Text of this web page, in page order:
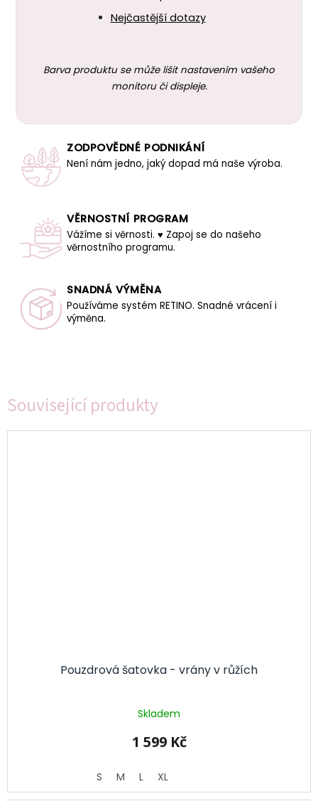
Související produkty
Pouzdrová šatovka - vrány v růžích
Skladem
1 599 Kč
S M L XL
Nejčastější dotazy
Barva produktu se může lišit nastavením vašeho
monitoru či displeje.
ZODPOVĚDNÉ PODNIKÁNÍ
Není nám jedno, jaký dopad má naše výroba.
VĚRNOSTNÍ PROGRAM
Vážíme si věrnosti. ♥ Zapoj se do našeho
věrnostního programu.
SNADNÁ VÝMĚNA
Používáme systém RETINO. Snadné vrácení i
výměna.